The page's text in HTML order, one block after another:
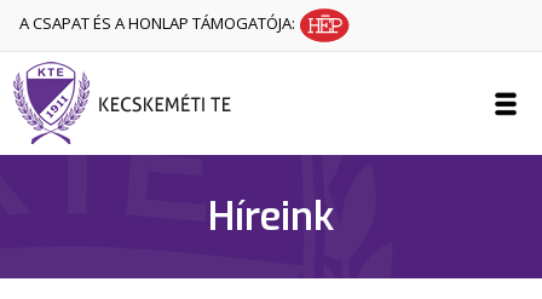
A CSAPAT ÉS A HONLAP TÁMOGATÓJA:
Híreink